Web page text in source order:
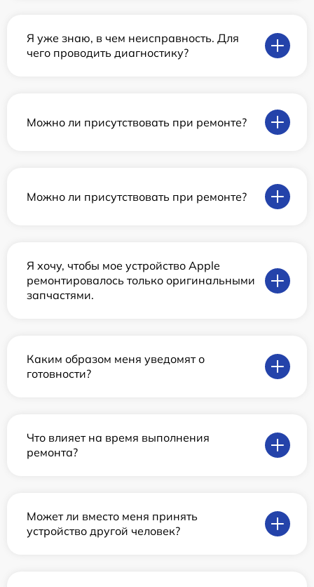
Я уже знаю, в чем неисправность. Для
чего проводить диагностику?
Можно ли присутствовать при ремонте?
Можно ли присутствовать при ремонте?
Я хочу, чтобы мое устройство Apple
ремонтировалось только оригинальными
запчастями.
Каким образом меня уведомят о
готовности?
Что влияет на время выполнения
ремонта?
Может ли вместо меня принять
устройство другой человек?